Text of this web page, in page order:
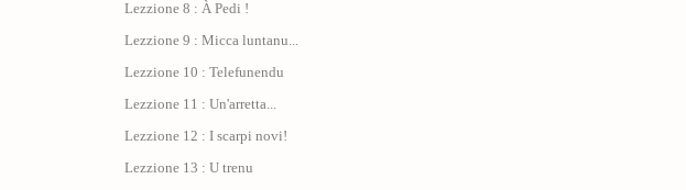
Lezzione 8 : À Pedi !
Lezzione 9 : Micca luntanu...
Lezzione 10 : Telefunendu
Lezzione 11 : Un'arretta...
Lezzione 12 : I scarpi novi!
Lezzione 13 : U trenu